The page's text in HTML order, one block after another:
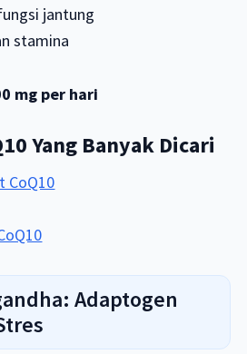
jantung
stamina
mg per hari
Yang Banyak Dicari
CoQ10
Adaptogen